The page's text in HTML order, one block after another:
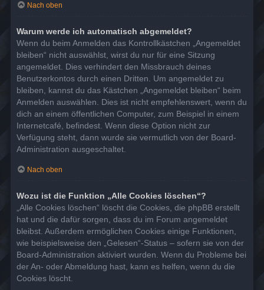
Nach oben
Warum werde ich automatisch abgemeldet?
Wenn du beim Anmelden das Kontrollkästchen „Angemeldet
bleiben“ nicht auswählst, wirst du nur für eine Sitzung
angemeldet. Dies verhindert den Missbrauch deines
Benutzerkontos durch einen Dritten. Um angemeldet zu
bleiben, kannst du das Kästchen „Angemeldet bleiben“ beim
Anmelden auswählen. Dies ist nicht empfehlenswert, wenn du
dich an einem öffentlichen Computer, zum Beispiel in einem
Internetcafé, befindest. Wenn diese Option nicht zur
Verfügung steht, dann wurde sie vermutlich von der Board-
Administration ausgeschaltet.
Nach oben
Wozu ist die Funktion „Alle Cookies löschen“?
„Alle Cookies löschen“ löscht die Cookies, die phpBB erstellt
hat und die dafür sorgen, dass du im Forum angemeldet
bleibst. Außerdem ermöglichen Cookies einige Funktionen,
wie beispielsweise den „Gelesen“-Status – sofern sie von der
Board-Administration aktiviert wurden. Wenn du Probleme bei
der An- oder Abmeldung hast, kann es helfen, wenn du die
Cookies löscht.